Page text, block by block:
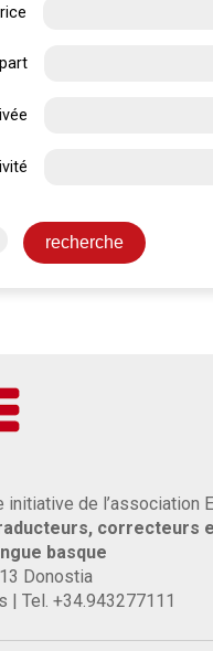
initiative de l’association
correcteurs
basque
Donostia
| Tel. +34.943277111